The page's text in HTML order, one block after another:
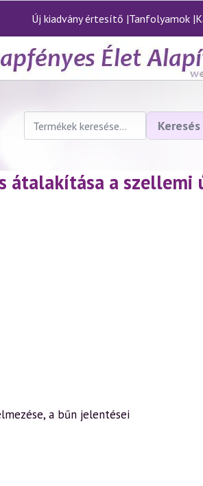
Új kiadvány értesítő |Tanfolyamok |
Keresés
következőre:
Keresés
átalakítása a szellemi
a bűn jelentései